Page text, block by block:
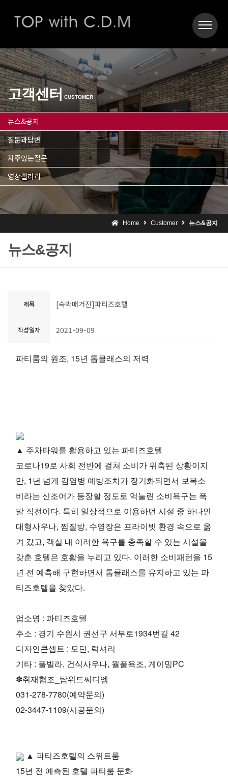
고객센터 CUSTOMER
뉴스&공지
질문과답변
자주있는질문
영상갤러리
Home Customer 뉴스&공지
뉴스&공지
제목 [숙박매거진]파티즈호텔
작성일자 2021-09-09
파티룸의 원조, 15년 톱클래스의 저력
▲ 주차타워를 활용하고 있는 파티즈호텔
코로나19로 사회 전반에 걸쳐 소비가 위축된 상황이지
만, 1년 넘게 감염병 예방조치가 장기화되면서 보복소
비라는 신조어가 등장할 정도로 억눌린 소비욕구는 폭
발 직전이다. 특히 일상적으로 이용하던 시설 중 하나인
대형사우나, 찜질방, 수영장은 프라이빗 환경 속으로 옮
겨 갔고, 객실 내 이러한 욕구를 충족할 수 있는 시설을
갖춘 호텔은 호황을 누리고 있다. 이러한 소비패턴을 15
년 전 예측해 구현하면서 톱클래스를 유지하고 있는 파
티즈호텔을 찾았다.
업소명 : 파티즈호텔
주소 : 경기 수원시 권선구 서부로1934번길 42
디자인콘셉트 : 모던, 럭셔리
기타 : 풀빌라, 건식사우나, 월풀욕조, 게이밍PC
✽취재협조_탑위드씨디엠
031-278-7780(예약문의)
02-3447-1109(시공문의)
▲ 파티즈호텔의 스위트룸
15년 전 예측된 호텔 파티룸 문화